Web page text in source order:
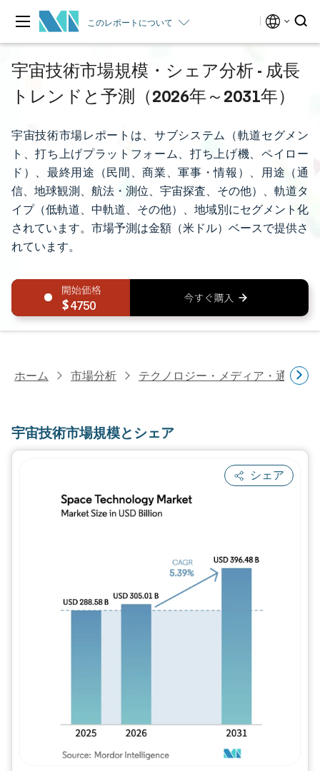
このレポートについて
宇宙技術市場規模・シェア分析 - 成長
トレンドと予測（2026年～2031年）
宇宙技術市場レポートは、サブシステム（軌道セグメン
ト、打ち上げプラットフォーム、打ち上げ機、ペイロー
ド）、最終用途（民間、商業、軍事・情報）、用途（通
信、地球観測、航法・測位、宇宙探査、その他）、軌道タ
イプ（低軌道、中軌道、その他）、地域別にセグメント化
されています。市場予測は金額（米ドル）ベースで提供さ
れています。
4750
ホーム 市場分析 テクノロジー・メディア・通信研
宇宙技術市場規模とシェア
シェア